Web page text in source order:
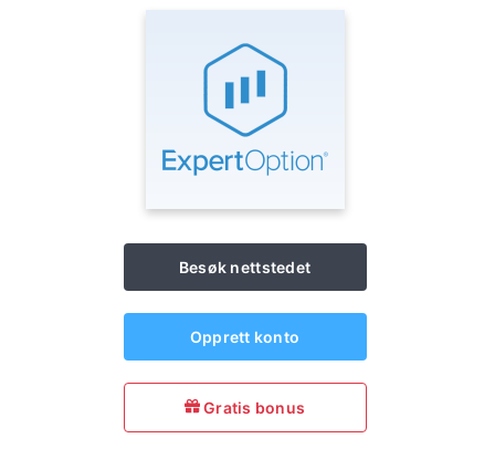
Besøk nettstedet
Opprett konto
Gratis bonus